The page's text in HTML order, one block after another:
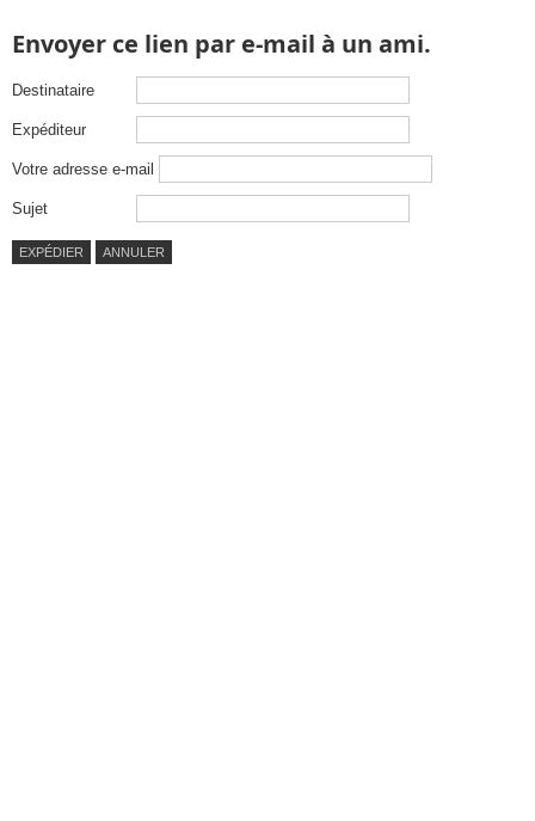
Envoyer ce lien par e-mail à un ami.
Destinataire
Expéditeur
Votre adresse e-mail
Sujet
EXPÉDIER ANNULER